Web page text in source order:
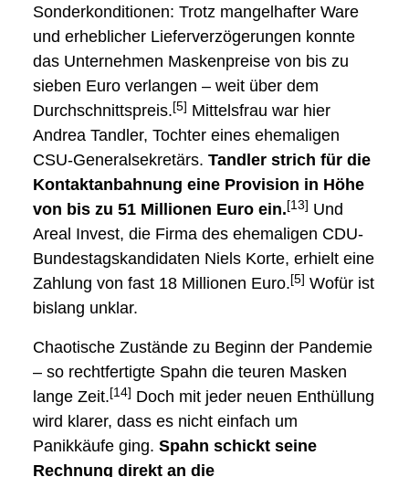
Sonderkonditionen: Trotz mangelhafter Ware
und erheblicher Lieferverzögerungen konnte
das Unternehmen Maskenpreise von bis zu
sieben Euro verlangen – weit über dem
Durchschnittspreis.[5] Mittelsfrau war hier
Andrea Tandler, Tochter eines ehemaligen
CSU-Generalsekretärs. Tandler strich für die
Kontaktanbahnung eine Provision in Höhe
von bis zu 51 Millionen Euro ein.[13] Und
Areal Invest, die Firma des ehemaligen CDU-
Bundestagskandidaten Niels Korte, erhielt eine
Zahlung von fast 18 Millionen Euro.[5] Wofür ist
bislang unklar.
Chaotische Zustände zu Beginn der Pandemie
– so rechtfertigte Spahn die teuren Masken
lange Zeit.[14] Doch mit jeder neuen Enthüllung
wird klarer, dass es nicht einfach um
Panikkäufe ging. Spahn schickt seine
Rechnung direkt an die